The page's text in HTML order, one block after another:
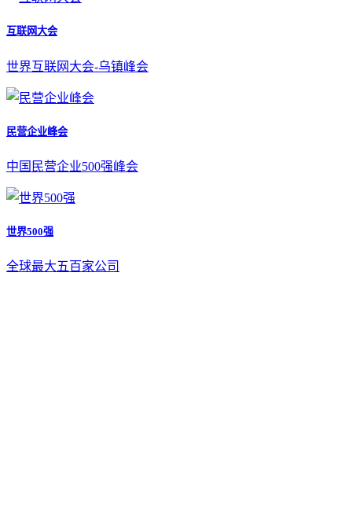
互联网大会
世界互联网大会-乌镇峰会
民营企业峰会
中国民营企业500强峰会
世界500强
全球最大五百家公司